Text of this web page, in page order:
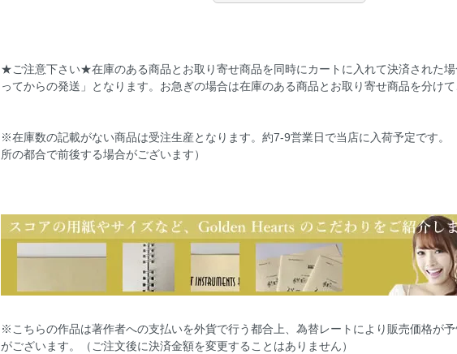
★ご注意下さい★在庫のある商品とお取り寄せ商品を同時にカートに入れて決済された
ってからの発送」となります。お急ぎの場合は在庫のある商品とお取り寄せ商品を分けて
※在庫数の記載がない商品は受注生産となります。約7-9営業日で当店に入荷予定です。
所の都合で前後する場合がございます）
※こちらの作品は著作者への支払いを外貨で行う都合上、為替レートにより販売価格が
がございます。（ご注文後に決済金額を変更することはありません）